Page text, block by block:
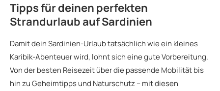
Tipps für deinen perfekten
Strandurlaub auf Sardinien
Damit dein Sardinien-Urlaub tatsächlich wie ein kleines
Karibik-Abenteuer wird, lohnt sich eine gute Vorbereitung.
Von der besten Reisezeit über die passende Mobilität bis
hin zu Geheimtipps und Naturschutz – mit diesen